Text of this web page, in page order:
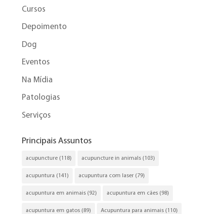
Cursos
Depoimento
Dog
Eventos
Na Mídia
Patologias
Serviços
Principais Assuntos
acupuncture(118) acupuncture in animals(103)
acupuntura (141) acupuntura com laser(79)
acupuntura em animais(92) acupuntura em cães(98)
acupuntura em gatos(89) Acupuntura para animais(110)